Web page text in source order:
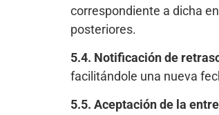
correspondiente a dicha
posteriores.
5.4. Notificación de
facilitándole una nueva
5.5. Aceptación de la